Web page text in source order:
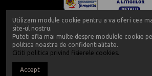
Copyright 2019 - Push-up - Powered
Utilizam module cookie pentru a va oferi cea
site-ul nostru.
Puteti afla mai multe despre modulele cookie
politica noastra de confidentialitate.
Cititi politica privind fisierele cookies.
Accept